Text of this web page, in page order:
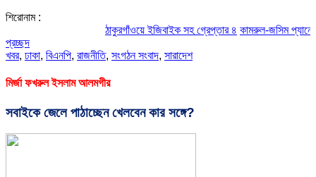
শিরোনাম :
ঠাকুরগাঁওয়ে ইজিবাইক সহ গ্রেপ্তার ৪ কামরুল-জসিম প্যানেলের
প্রচ্ছদ
খবর, ঢাকা, বিএনপি, রাজনীতি, সংগঠন সংবাদ, সারাদেশ
মির্জা ফখরুল ইসলাম আলমগীর
সবাইকে জেলে পাঠাচ্ছেন খেলবেন কার সঙ্গে?